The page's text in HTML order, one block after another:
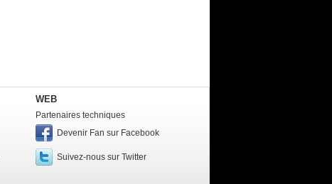
WEB
Partenaires techniques
Devenir Fan sur Facebook
Suivez-nous sur Twitter